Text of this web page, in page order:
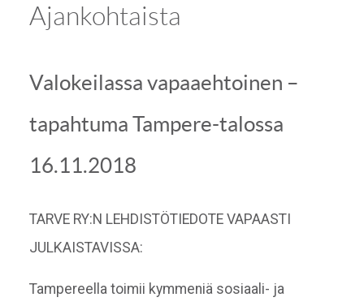
Ajankohtaista
Valokeilassa vapaaehtoinen –
tapahtuma Tampere-talossa
16.11.2018
TARVE RY:N LEHDISTÖTIEDOTE VAPAASTI
JULKAISTAVISSA:
Tampereella toimii kymmeniä sosiaali- ja